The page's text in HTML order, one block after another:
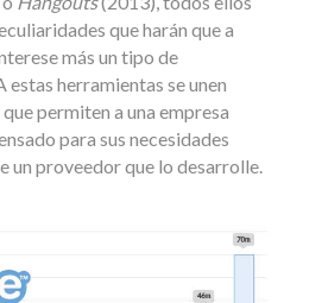
que harán que a
más un tipo de
estas herramientas se unen
permiten a una empresa
para sus necesidades
un proveedor que lo desarrolle.